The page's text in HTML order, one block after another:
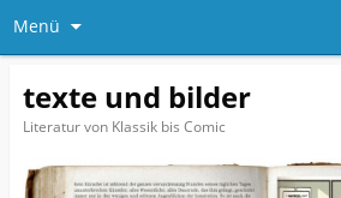
Menü
texte und bilder
Literatur von Klassik bis Comic